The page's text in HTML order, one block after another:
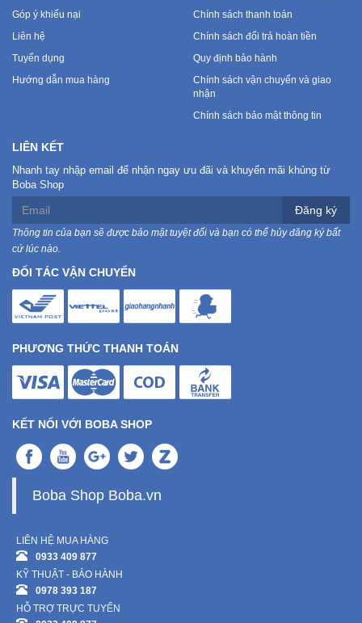
Góp ý khiếu nại
Liên hệ
Tuyển dụng
Hướng dẫn mua hàng
Chính sách thanh toán
Chính sách đổi trả hoàn tiền
Quy định bảo hành
Chính sách vận chuyển và giao
nhận
Chính sách bảo mật thông tin
LIÊN KẾT
Nhanh tay nhập email để nhận ngay ưu đãi và khuyến mãi khủng từ
Boba Shop
Đăng ký
Thông tin của bạn sẽ được bảo mật tuyệt đối và bạn có thể hủy đăng ký bất
cứ lúc nào.
ĐỐI TÁC VẬN CHUYỂN
PHƯƠNG THỨC THANH TOÁN
KẾT NỐI VỚI BOBA SHOP
Boba Shop Boba.vn
LIÊN HỆ MUA HÀNG
0933 409 877
KỸ THUẬT - BẢO HÀNH
0978 393 187
HỖ TRỢ TRỰC TUYẾN